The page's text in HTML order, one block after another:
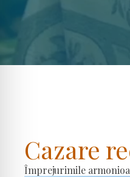
Cazare
Împrejurimile